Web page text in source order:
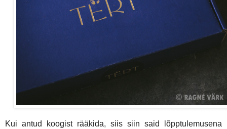
Kui antud koogist rääkida, siis siin said lõpptulemusena